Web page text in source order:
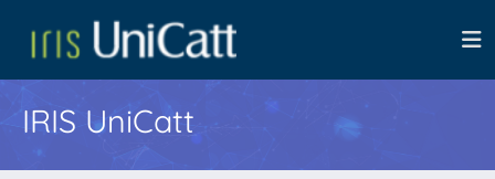
IRIS UniCatt